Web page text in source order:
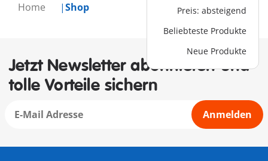
Home Shop
Preis: absteigend
Beliebteste Produkte
Neue Produkte
Jetzt Newsletter abonnieren und
tolle Vorteile sichern
Anmelden